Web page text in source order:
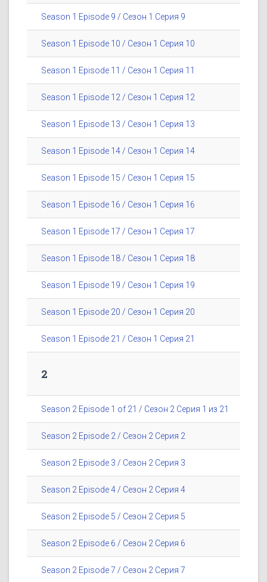
Season 1 Episode 9 / Сезон 1 Серия 9
Season 1 Episode 10 / Сезон 1 Серия 10
Season 1 Episode 11 / Сезон 1 Серия 11
Season 1 Episode 12 / Сезон 1 Серия 12
Season 1 Episode 13 / Сезон 1 Серия 13
Season 1 Episode 14 / Сезон 1 Серия 14
Season 1 Episode 15 / Сезон 1 Серия 15
Season 1 Episode 16 / Сезон 1 Серия 16
Season 1 Episode 17 / Сезон 1 Серия 17
Season 1 Episode 18 / Сезон 1 Серия 18
Season 1 Episode 19 / Сезон 1 Серия 19
Season 1 Episode 20 / Сезон 1 Серия 20
Season 1 Episode 21 / Сезон 1 Серия 21
2
Season 2 Episode 1 of 21 / Сезон 2 Серия 1 из 21
Season 2 Episode 2 / Сезон 2 Серия 2
Season 2 Episode 3 / Сезон 2 Серия 3
Season 2 Episode 4 / Сезон 2 Серия 4
Season 2 Episode 5 / Сезон 2 Серия 5
Season 2 Episode 6 / Сезон 2 Серия 6
Season 2 Episode 7 / Сезон 2 Серия 7